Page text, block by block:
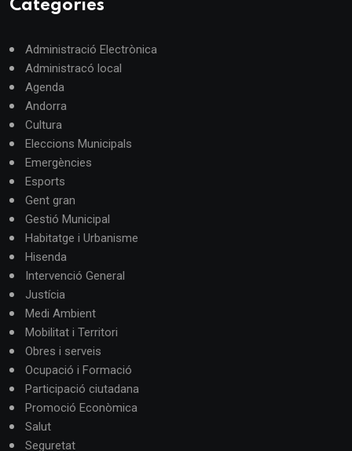
Categories
Administració Electrònica
Administracó local
Agenda
Andorra
Cultura
Eleccions Municipals
Emergències
Esports
Gent gran
Gestió Municipal
Habitatge i Urbanisme
Hisenda
Intervenció General
Justícia
Medi Ambient
Mobilitat i Territori
Obres i serveis
Ocupació i Formació
Participació ciutadana
Promoció Econòmica
Salut
Seguretat